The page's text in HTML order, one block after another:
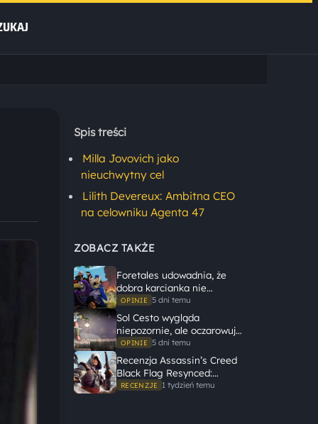
Spis treści
Milla Jovovich jako
nieuchwytny cel
Lilith Devereux: Ambitna CEO
na celowniku Agenta 47
ZOBACZ TAKŻE
Foretales udowadnia, że
dobra karcianka nie
potrzebuje wielkiego
świata, żeby opowiedzieć
dużą historię
OPINIE 5 dni temu
Sol Cesto wygląda
niepozornie, ale oczarowuje
gameplayem
OPINIE 5 dni temu
Recenzja Assassin’s Creed
Black Flag Resynced:
Ubisoft tego nie zepsuł
RECENZJE 1 tydzień temu